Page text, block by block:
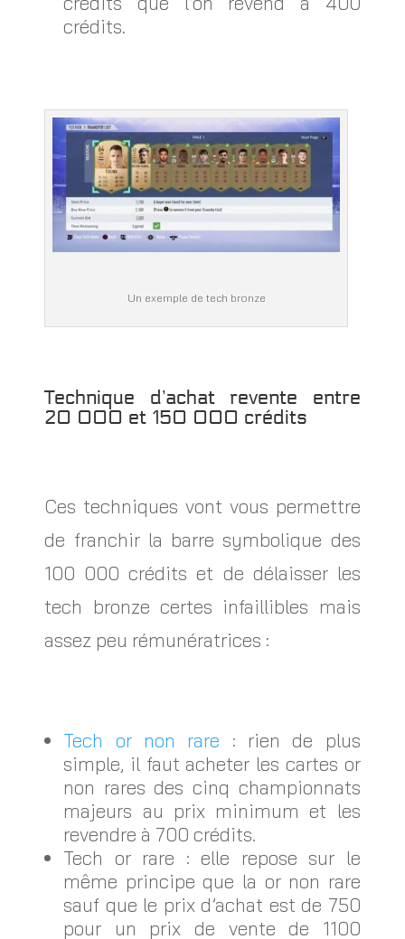
crédits.
Un exemple de tech bronze
Technique d’achat revente entre
20 000 et 150 000 crédits
Ces techniques vont vous permettre
de franchir la barre symbolique des
100 000 crédits et de délaisser les
tech bronze certes infaillibles mais
assez peu rémunératrices :
Tech or non rare : rien de plus
simple, il faut acheter les cartes or
non rares des cinq championnats
majeurs au prix minimum et les
revendre à 700 crédits.
Tech or rare : elle repose sur le
même principe que la or non rare
sauf que le prix d’achat est de 750
pour un prix de vente de 1100